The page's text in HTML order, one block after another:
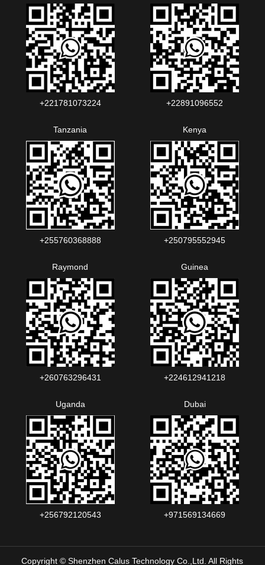
+221781073224‬‬ +22891096552‬‬‬‬
Tanzania
+255760368888
Kenya
+250795552945
Raymond
+260763296431
Guinea
+224612941218
Uganda
+256792120543‬
Dubai
+971569134669
Copyright © Shenzhen Calus Technology Co.,Ltd. All Rights